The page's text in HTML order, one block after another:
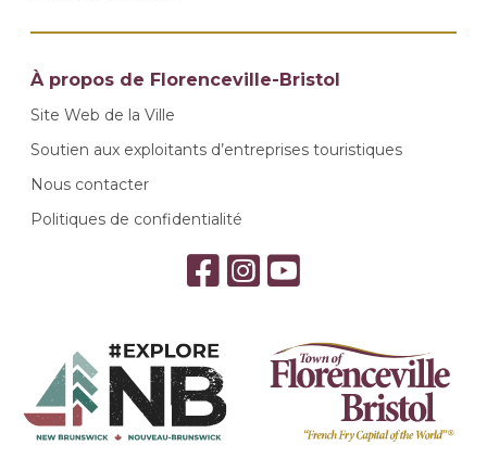
À propos de Florenceville-Bristol
Site Web de la Ville
Soutien aux exploitants d’entreprises touristiques
Nous contacter
Politiques de confidentialité